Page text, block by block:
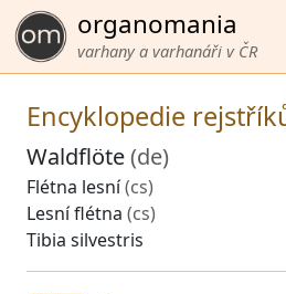
organomania
varhany a varhanáři v ČR
Encyklopedie
Waldflöte(de)
Flétna lesní(cs)
Lesní flétna (cs)
Tibia silvestris